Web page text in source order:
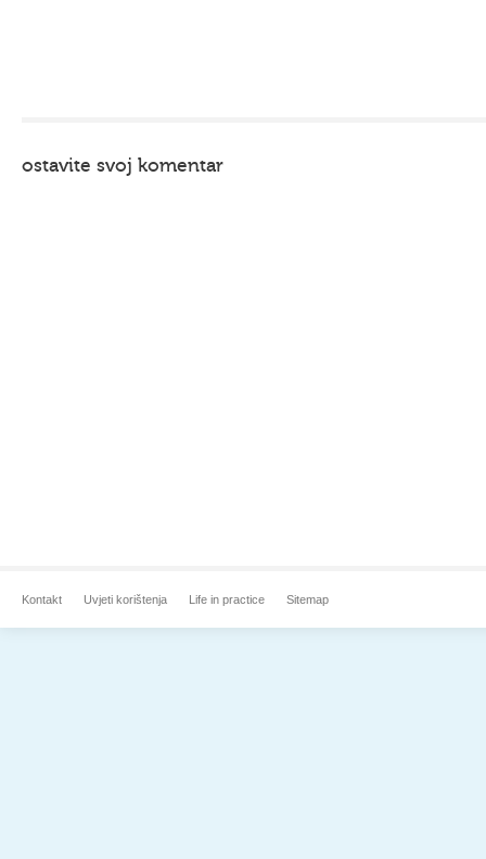
ostavite svoj komentar
Kontakt Uvjeti korištenja Life in practice Sitemap